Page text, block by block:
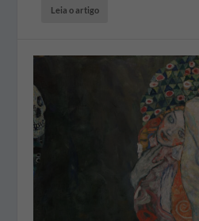
Leia o artigo